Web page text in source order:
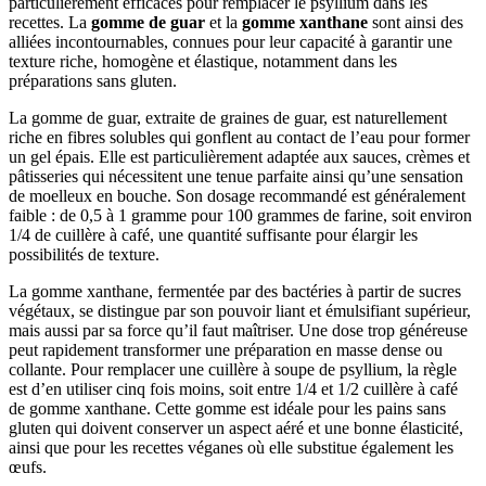
recettes. La gomme de guar et la gomme xanthane sont ainsi des
alliées incontournables, connues pour leur capacité à garantir une
texture riche, homogène et élastique, notamment dans les
préparations sans gluten.
La gomme de guar, extraite de graines de guar, est naturellement
riche en fibres solubles qui gonflent au contact de l’eau pour former
un gel épais. Elle est particulièrement adaptée aux sauces, crèmes et
pâtisseries qui nécessitent une tenue parfaite ainsi qu’une sensation
de moelleux en bouche. Son dosage recommandé est généralement
faible : de 0,5 à 1 gramme pour 100 grammes de farine, soit environ
1/4 de cuillère à café, une quantité suffisante pour élargir les
possibilités de texture.
La gomme xanthane, fermentée par des bactéries à partir de sucres
végétaux, se distingue par son pouvoir liant et émulsifiant supérieur,
mais aussi par sa force qu’il faut maîtriser. Une dose trop généreuse
peut rapidement transformer une préparation en masse dense ou
collante. Pour remplacer une cuillère à soupe de psyllium, la règle
est d’en utiliser cinq fois moins, soit entre 1/4 et 1/2 cuillère à café
de gomme xanthane. Cette gomme est idéale pour les pains sans
gluten qui doivent conserver un aspect aéré et une bonne élasticité,
ainsi que pour les recettes véganes où elle substitue également les
œufs.